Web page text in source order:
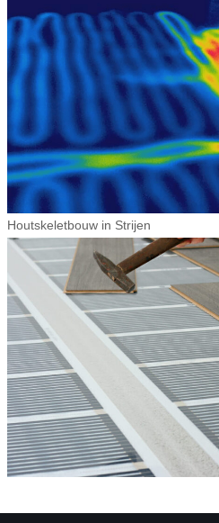
Houtskeletbouw in Strijen